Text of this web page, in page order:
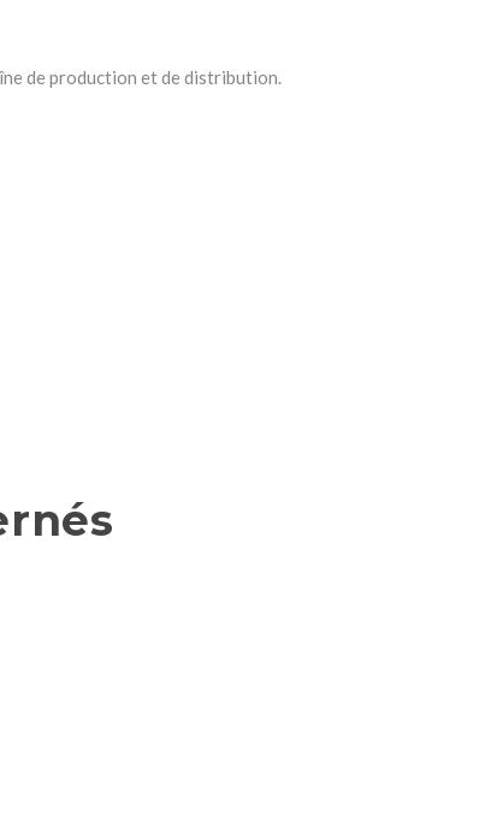
de production et de distribution.